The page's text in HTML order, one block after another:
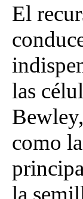
El
las
como
la